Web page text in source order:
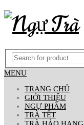
MENU
TRANG CHỦ
GIỚI THIỆU
NGỰ PHẨM
TRÀ TẾT